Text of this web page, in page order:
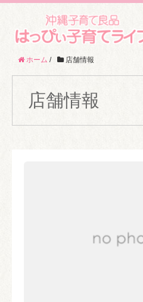
ホーム / 店舗情報
店舗情報